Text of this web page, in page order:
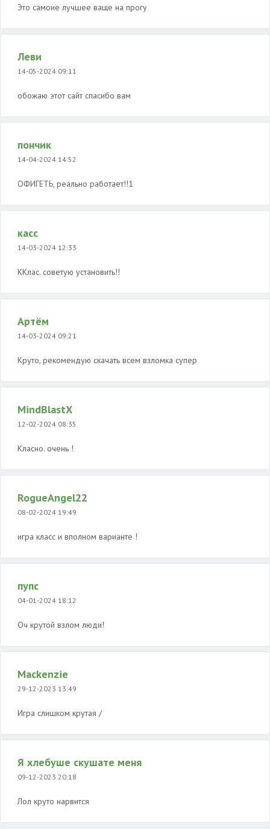
Это самоие лучшее ваще на прогу
Леви
14-05-2024 09:11
обожаю этот сайт спасибо вам
пончик
14-04-2024 14:52
ОФИГЕТЬ, реально работает!!1
касс
14-03-2024 12:33
ККлас. советую установить!!
Артём
14-03-2024 09:21
Круто, рекомендую скачать всем взломка супер
MindBlastX
12-02-2024 08:35
Класно. очень !
RogueAngel22
08-02-2024 19:49
игра класс и вполном варианте !
пупс
04-01-2024 18:12
Оч крутой взлом люди!
Mackenzie
29-12-2023 13:49
Игра слишком крутая /
Я хлебуше скушате меня
09-12-2023 20:18
Лол круто нарвится